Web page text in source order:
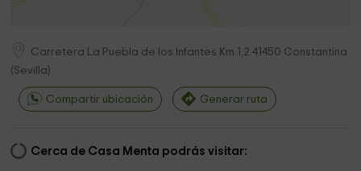
Carretera La Puebla de los Infantes Km 1,2 41450 Constantina
(Sevilla)
Compartir ubicación Generar ruta
Cerca de Casa Menta podrás visitar: